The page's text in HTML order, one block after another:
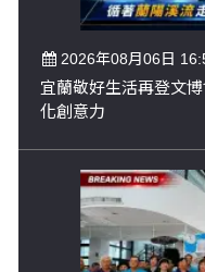
2026年08月06日
宜蘭敬好生活再登文
化創意力